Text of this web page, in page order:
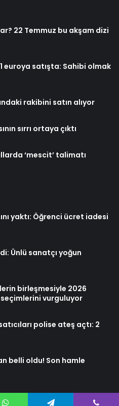
22 Temmuz bu akşam dizi
euroya satışta: Sahibi olmak
rakibini satın alıyor
sırrı ortaya çıktı
‘mescit’ talimatı
yaktı: Öğrenci ücret iadesi
Ünlü sanatçı yoğun
birleşmesiyle 2026
vurguluyor
polise ateş açtı: 2
belli oldu! Son hamle